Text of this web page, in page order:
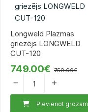
Longweld Plazmas
griezējs LONGWELD
CUT-120
749.00€ 759.00€
Pievienot grozam